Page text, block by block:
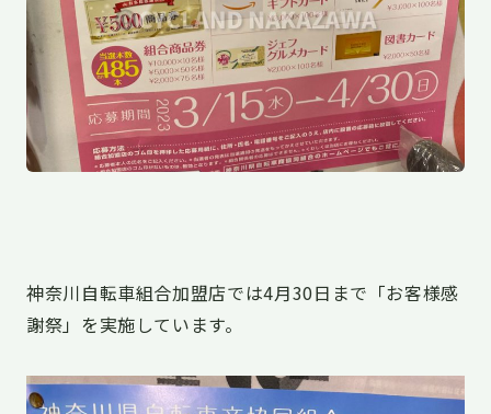
神奈川自転車組合加盟店では4月30日まで「お客様感
謝祭」を実施しています。